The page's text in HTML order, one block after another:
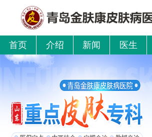
首页 介绍 新闻 医生